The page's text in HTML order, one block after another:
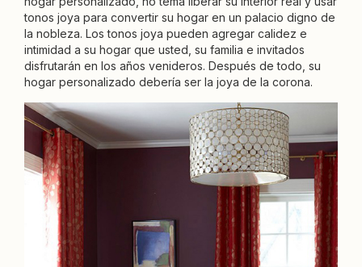
tonos joya para convertir su hogar en un palacio digno de
la nobleza. Los tonos joya pueden agregar calidez e
intimidad a su hogar que usted, su familia e invitados
disfrutarán en los años venideros. Después de todo, su
hogar personalizado debería ser la joya de la corona.